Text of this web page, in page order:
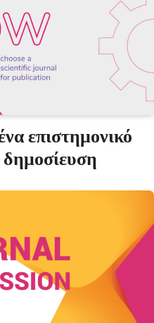
επιστημονικό
δημοσίευση